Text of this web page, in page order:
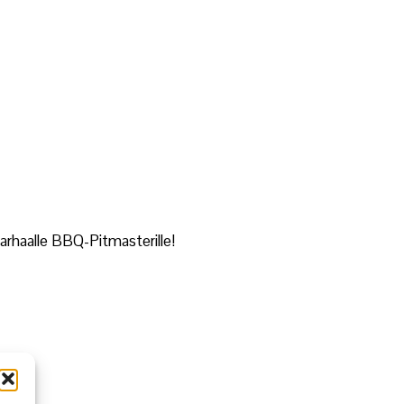
BBQ-Pitmasterille!